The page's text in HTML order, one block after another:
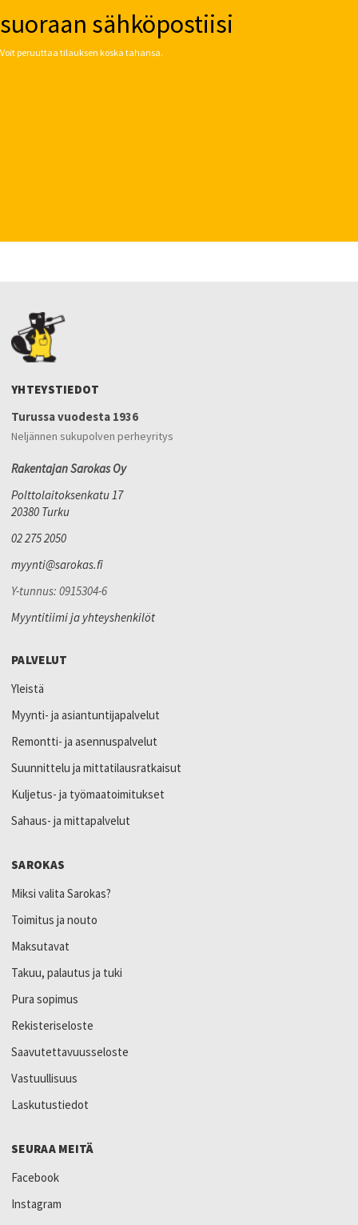
suoraan sähköpostiisi
Voit peruuttaa tilauksen koska tahansa.
YHTEYSTIEDOT
Turussa vuodesta 1936
Neljännen sukupolven perheyritys
Rakentajan Sarokas Oy
Polttolaitoksenkatu 17
20380 Turku
02 275 2050
myynti@sarokas.fi
Y-tunnus: 0915304-6
Myyntitiimi ja yhteyshenkilöt
PALVELUT
Yleistä
Myynti- ja asiantuntijapalvelut
Remontti- ja asennuspalvelut
Suunnittelu ja mittatilausratkaisut
Kuljetus- ja työmaatoimitukset
Sahaus- ja mittapalvelut
SAROKAS
Miksi valita Sarokas?
Toimitus ja nouto
Maksutavat
Takuu, palautus ja tuki
Pura sopimus
Rekisteriseloste
Saavutettavuusseloste
Vastuullisuus
Laskutustiedot
SEURAA MEITÄ
Facebook
Instagram